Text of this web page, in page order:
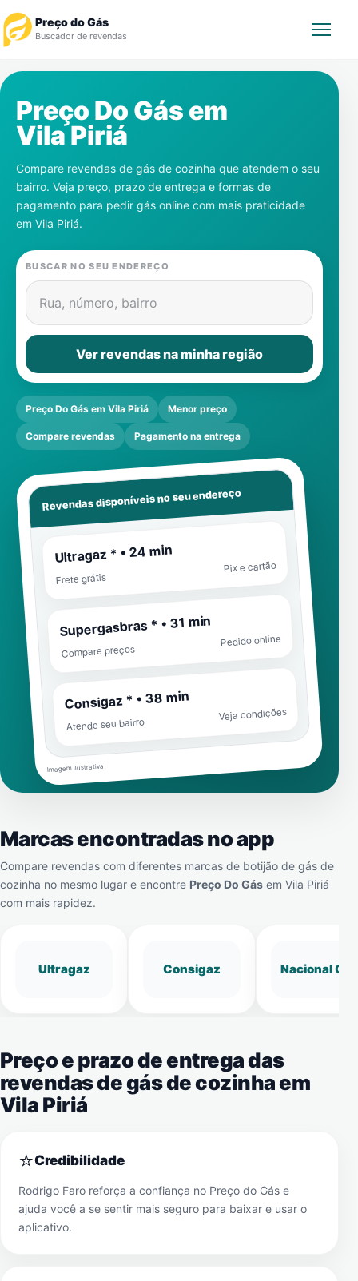
Preço do Gás
Buscador de revendas
Revendedor
Notícias
Cadastre-se
Gás
Contatos
Preço Do Gás em
Vila Piriá
Compare revendas de gás de cozinha que atendem o seu
bairro. Veja preço, prazo de entrega e formas de
pagamento para pedir gás online com mais praticidade
em Vila Piriá.
BUSCAR NO SEU ENDEREÇO
Rua, número, bairro
Ver revendas na minha região
Preço Do Gás em Vila Piriá Menor preço
Compare revendas Pagamento na entrega
Revendas disponíveis no seu endereço
Ultragaz * • 24 min
Frete grátis
Pix e cartão
Supergasbras * • 31 min
Compare preços
Pedido online
Consigaz * • 38 min
Atende seu bairro
Veja condições
Imagem ilustrativa
Marcas encontradas no app
Compare revendas com diferentes marcas de botijão de gás de
cozinha no mesmo lugar e encontre Preço Do Gás em Vila Piriá
com mais rapidez.
Ultragaz Consigaz Nacional Gás
Preço e prazo de entrega das
revendas de gás de cozinha em
Vila Piriá
⭐Credibilidade
Rodrigo Faro reforça a confiança no Preço do Gás e
ajuda você a se sentir mais seguro para baixar e usar o
aplicativo.